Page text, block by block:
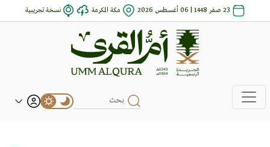
23 صفر 1448 | 06 أغسطس 2026 مكة المكرمة نسخة تجريبية